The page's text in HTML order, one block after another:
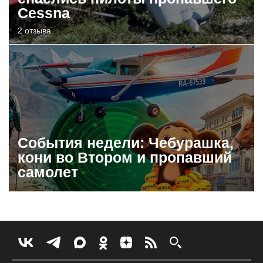
Cessna
2 отзыва
События недели: Чебурашка,
кони во Втором и пропавший
самолет